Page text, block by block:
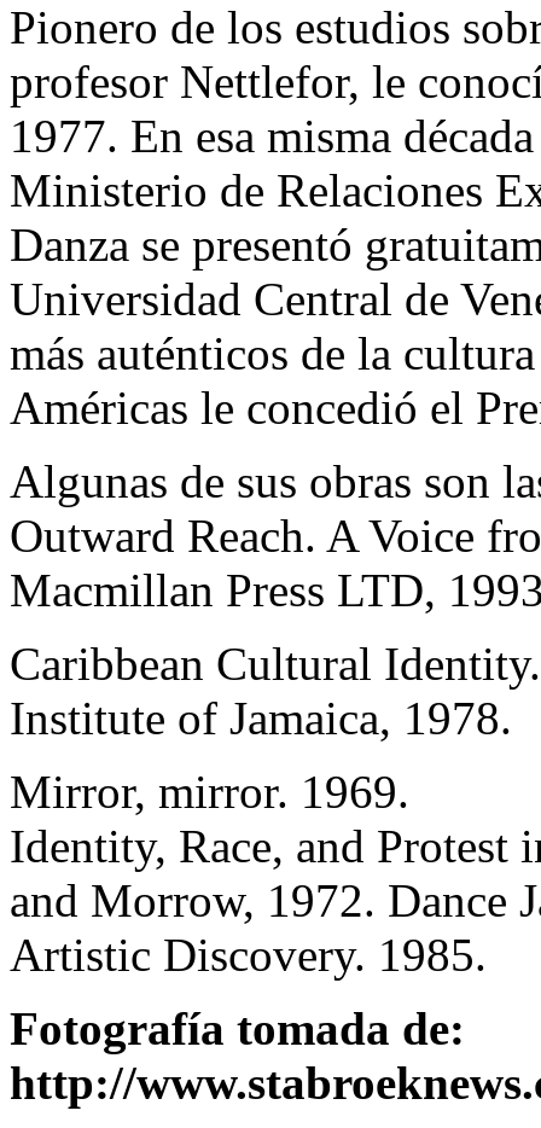
Pionero de los estudios
profesor Nettlefor, le
1977. En esa misma
Ministerio de Relaciones
Danza se presentó
Universidad Central de
más auténticos de la
Américas le concedió el
Algunas de sus obras son
Outward Reach. A Voice
Macmillan Press LTD,
Caribbean Cultural
Institute of Jamaica, 1978.
Mirror, mirror. 1969.
Identity, Race, and
and Morrow, 1972. Dance
Artistic Discovery. 1985.
Fotografía tomada de:
http://